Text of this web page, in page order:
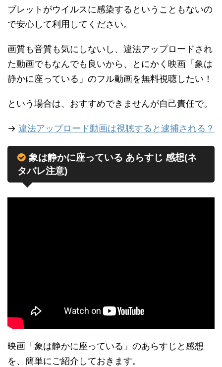
ブレットがウイルスに感染するということもないの
で安心して利用してください。
画質も音質も気にしないし、違法アップロードされ
た動画でもなんでも良いから、とにかく映画「象は
静かに座っている」のフル動画を無料視聴したい！
という場合は、おすすめできませんが自己責任で。
→ 違法アップロード動画は視聴すると逮捕される？
象は静かに座っている あらすじ 感想(ネ
タバレ注意)
映画「象は静かに座っている」のあらすじと感想
を、簡単にご紹介しておきます。